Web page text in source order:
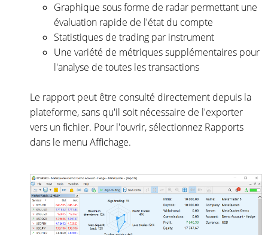
Graphique sous forme de radar permettant une
évaluation rapide de l'état du compte
Statistiques de trading par instrument
Une variété de métriques supplémentaires pour
l'analyse de toutes les transactions
Le rapport peut être consulté directement depuis la
plateforme, sans qu'il soit nécessaire de l'exporter
vers un fichier. Pour l'ouvrir, sélectionnez Rapports
dans le menu Affichage.